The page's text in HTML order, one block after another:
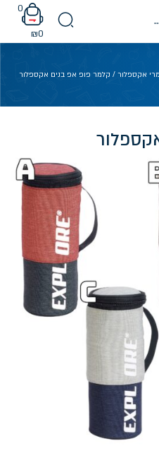
0
₪0
אקספלור / קלמר פופ אפ בנים אקספלור